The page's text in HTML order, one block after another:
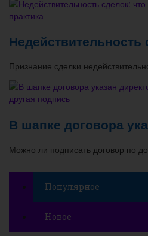
Недействительность
Признание сделки
В шапке договора
Можно ли подписать договор по
Популярное
Новое